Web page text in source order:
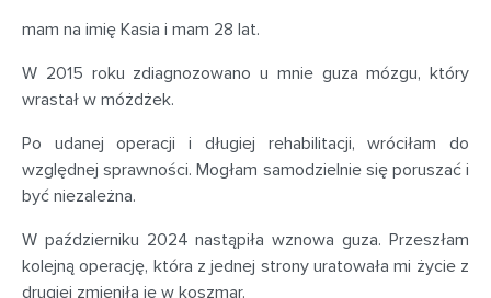
mam na imię Kasia i mam 28 lat.
W 2015 roku zdiagnozowano u mnie guza mózgu, który
wrastał w móżdżek.
Po udanej operacji i długiej rehabilitacji, wróciłam do
względnej sprawności. Mogłam samodzielnie się poruszać i
być niezależna.
W październiku 2024 nastąpiła wznowa guza. Przeszłam
kolejną operację, która z jednej strony uratowała mi życie z
drugiej zmieniła je w koszmar.